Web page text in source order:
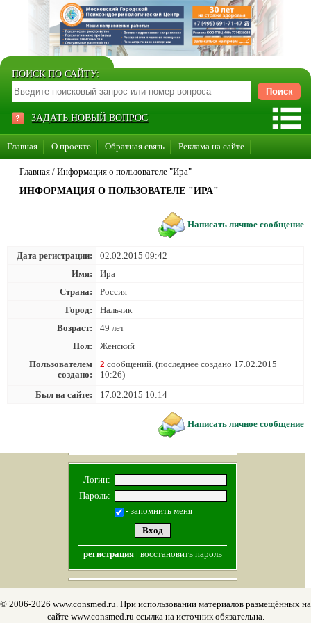
ПОИСК ПО САЙТУ:
ЗАДАТЬ НОВЫЙ ВОПРОС
Главная О проекте Обратная связь Реклама на сайте
Стать консультантом нашего сайта
Суперакция «Каждому врачу свой сайт»
Главная / Информация о пользователе "Ира"
ИНФОРМАЦИЯ О ПОЛЬЗОВАТЕЛЕ "ИРА"
Написать личное сообщение
Дата регистрации:
02.02.2015 09:42
Имя:
Ира
Страна:
Россия
Город:
Нальчик
Возраст:
49 лет
Пол:
Женский
Пользователем
создано:
2 сообщений. (последнее создано 17.02.2015
10:26)
Был на сайте:
17.02.2015 10:14
Написать личное сообщение
Логин:
Пароль:
- запомнить меня
регистрация| восстановить пароль
© 2006-2026 www.consmed.ru. При использовании материалов размещённых на
сайте www.consmed.ru ссылка на источник обязательна.